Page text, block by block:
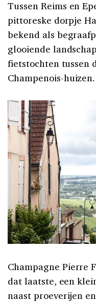
Tussen Reims en
pittoreske dorpje
bekend als
glooiende
fietstochten tussen
Champenois-huizen.
Champagne Pierre
dat laatste, een
naast proeverijen